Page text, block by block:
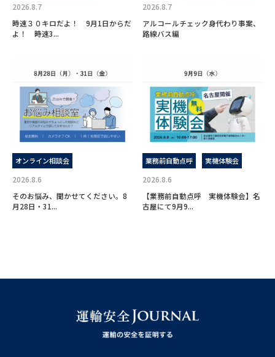
2026.8.7
時速３０キロだよ！ 9月1日からだ
よ！ 時速3...
2026.8.7
アルコールチェック身代わり事案、
路線バス編
オンライン相談会
2026.8.6
そのお悩み、聞かせてください。8
月28日・31...
業務前自動点呼 実機体験会
2026.8.6
【業務前自動点呼 実機体験会】名
古屋にて9月9...